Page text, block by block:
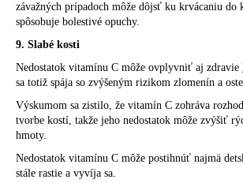
závažných prípadoch môže dôjsť ku krvácaniu do
spôsobuje bolestivé opuchy.
9. Slabé kosti
Nedostatok vitamínu C môže ovplyvniť aj zdravie
sa totiž spája so zvýšeným rizikom zlomenín a
Výskumom sa zistilo, že vitamín C zohráva
tvorbe kostí, takže jeho nedostatok môže zvýšiť
hmoty.
Nedostatok vitamínu C môže postihnúť najmä
stále rastie a vyvíja sa.